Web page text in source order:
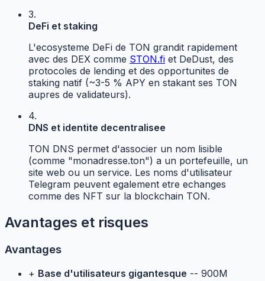
3.
DeFi et staking
L'ecosysteme DeFi de TON grandit rapidement
avec des DEX comme STON.fi et DeDust, des
protocoles de lending et des opportunites de
staking natif (~3-5 % APY en stakant ses TON
aupres de validateurs).
4.
DNS et identite decentralisee
TON DNS permet d'associer un nom lisible
(comme "monadresse.ton") a un portefeuille, un
site web ou un service. Les noms d'utilisateur
Telegram peuvent egalement etre echanges
comme des NFT sur la blockchain TON.
Avantages et risques
Avantages
+ Base d'utilisateurs gigantesque -- 900M